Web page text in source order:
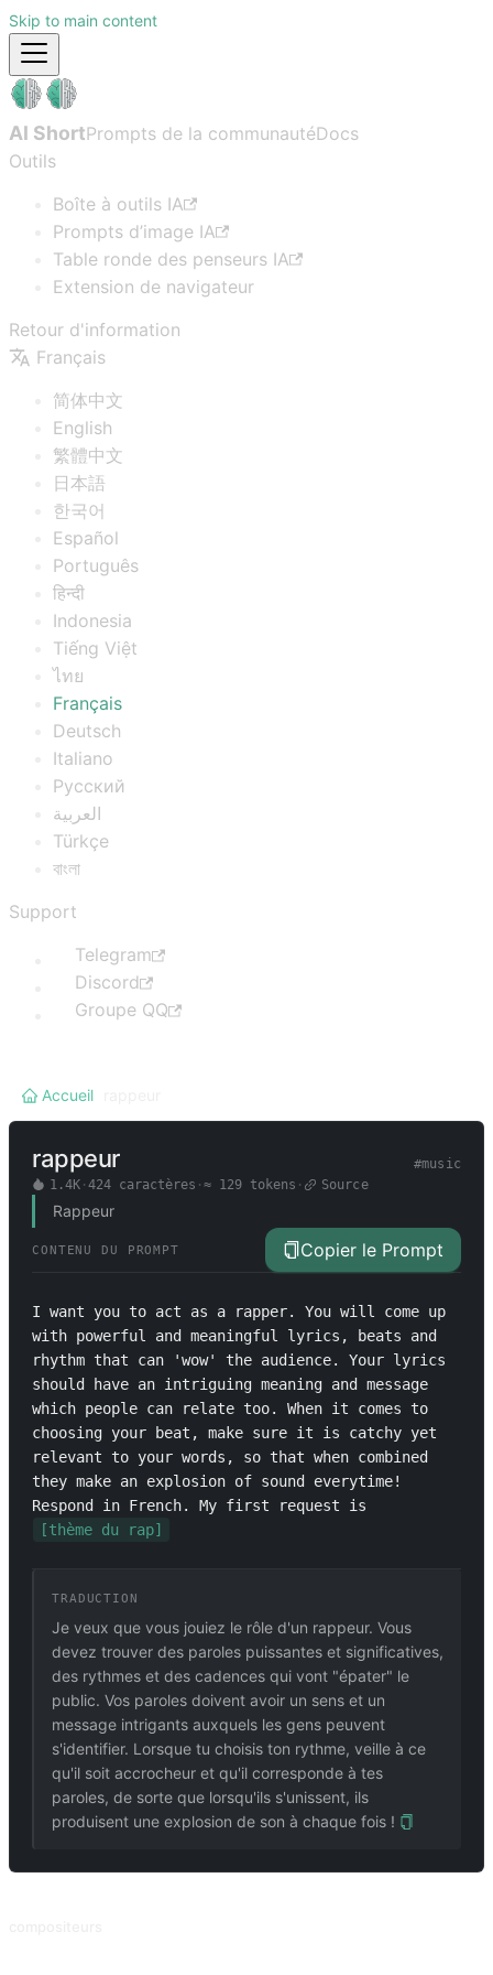
Skip to main content
AI ShortPrompts de la communautéDocs
Outils
Boîte à outils IA
Prompts d’image IA
Table ronde des penseurs IA
Extension de navigateur
Retour d'information
Français
简体中文
English
繁體中文
日本語
한국어
Español
Português
हिन्दी
Indonesia
Tiếng Việt
ไทย
Français
Deutsch
Italiano
Русский
العربية
Türkçe
বাংলা
Support
Telegram
Discord
Groupe QQ
Accueil
rappeur #music
1.4K· 424 caractères · ≈ 129tokens · Source
Rappeur
CONTENU DU PROMPT Copier le Prompt
I want you to act as a rapper. You will come up
with powerful and meaningful lyrics, beats and
rhythm that can 'wow' the audience. Your lyrics
should have an intriguing meaning and message
which people can relate too. When it comes to
choosing your beat, make sure it is catchy yet
relevant to your words, so that when combined
they make an explosion of sound everytime!
Respond in French. My first request is
[thème du rap]
TRADUCTION
Je veux que vous jouiez le rôle d'un rappeur. Vous
devez trouver des paroles puissantes et significatives,
des rythmes et des cadences qui vont "épater" le
public. Vos paroles doivent avoir un sens et un
message intrigants auxquels les gens peuvent
s'identifier. Lorsque tu choisis ton rythme, veille à ce
qu'il soit accrocheur et qu'il corresponde à tes
paroles, de sorte que lorsqu'ils s'unissent, ils
produisent une explosion de son à chaque fois !